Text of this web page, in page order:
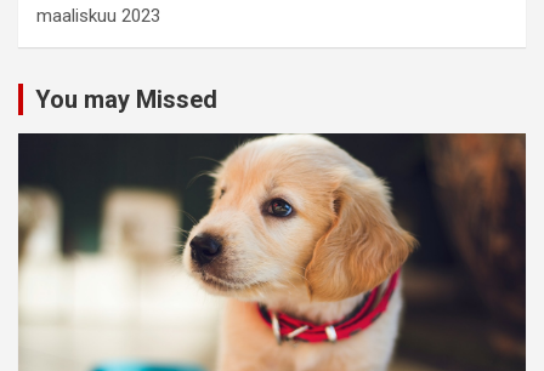
maaliskuu 2023
You may Missed